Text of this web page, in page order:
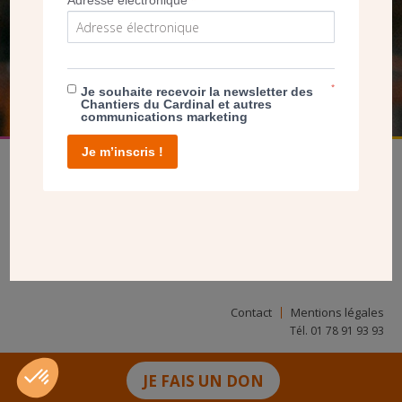
JE FAIS UN DON
NOUS PERMET D’AGIR
FAIRE UN DON
Contact Mentions légales
Tél. 01 78 91 93 93
Je souhaite recevoir la newsletter des
Chantiers du Cardinal et autres
communications marketing
*
Je m’inscris !